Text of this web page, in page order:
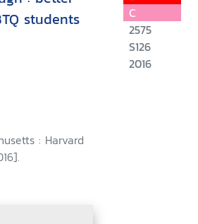
students
: Harvard
C
2575
S126
2016